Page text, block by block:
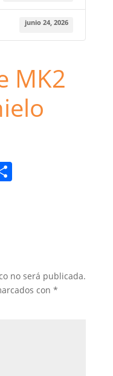
junio 24, 2026
MK2
C
tir
no será publicada.
con *